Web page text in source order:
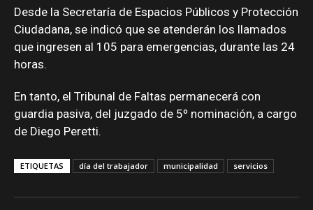
Desde la Secretaría de Espacios Públicos y Protección
Ciudadana, se indicó que se atenderán los llamados
que ingresen al 105 para emergencias, durante las 24
horas.
En tanto, el Tribunal de Faltas permanecerá con
guardia pasiva, del juzgado de 5º nominación, a cargo
de Diego Peretti.
ETIQUETAS día del trabajador municipalidad servicios